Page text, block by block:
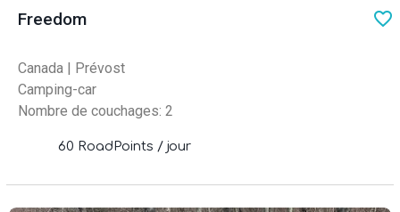
Freedom
Canada | Prévost
Camping-car
Nombre de couchages: 2
60 RoadPoints / jour